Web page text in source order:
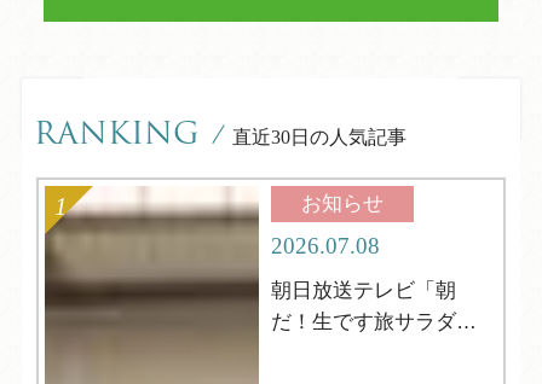
RANKING / 直近30日の人気記事
お知らせ
2026.07.08
朝日放送テレビ「朝
だ！生です旅サラダ」